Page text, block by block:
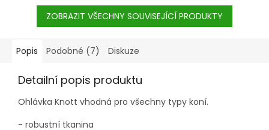
ZOBRAZIT VŠECHNY SOUVISEJÍCÍ PRODUKTY
Popis Podobné (7) Diskuze
Detailní popis produktu
Ohlávka Knott vhodná pro všechny typy koní.
- robustní tkanina